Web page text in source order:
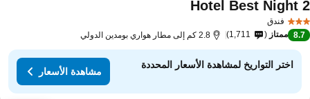
فندق
Hotel Best Night
8.7 ممتاز 1,711 2.8 كم إلى مطار هواري بومدين الدولي
اختر التواريخ لمشاهدة الأسعار المحددة
مشاهدة الأسعار